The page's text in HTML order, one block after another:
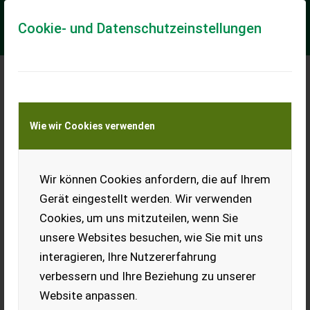
Cookie- und Datenschutzeinstellungen
Wie wir Cookies verwenden
Wir können Cookies anfordern, die auf Ihrem
Gerät eingestellt werden. Wir verwenden
Cookies, um uns mitzuteilen, wenn Sie
unsere Websites besuchen, wie Sie mit uns
interagieren, Ihre Nutzererfahrung
verbessern und Ihre Beziehung zu unserer
Website anpassen.
Meine Transportkostenanfrage
Transport von Land- und Baumaschinen –
KEINE Tiertransporte
Buchmann L 400
mit E-Motor
und ist mit E-Motor ausgestattet. Kommen Sie vorbei und
überzeugen Sie sich von unsere...
EUR 290 inkl. 20 % MwSt.